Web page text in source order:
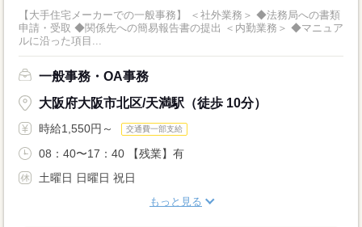
【大手住宅メーカーでの一般事務】 ＜社外業務＞ ◆法務局への書類
申請・受取 ◆関係先への簡易報告書の提出 ＜内勤業務＞ ◆マニュア
ルに沿った項目...
一般事務・OA事務
大阪府大阪市北区/天満駅（徒歩 10分）
時給1,550円～ 交通費一部支給
08：40〜17：40 【残業】有
土曜日 日曜日 祝日
もっと見る